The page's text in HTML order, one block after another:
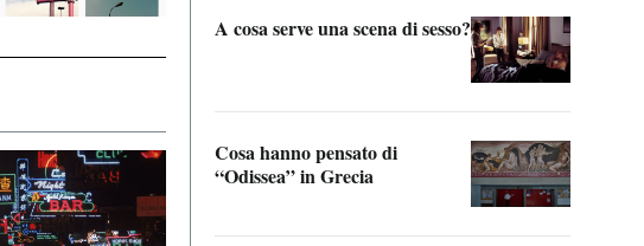
A cosa serve una scena di sesso?
Cosa hanno pensato di
“Odissea” in Grecia